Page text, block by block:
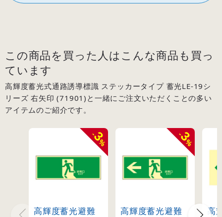
この商品を買った人はこんな商品も買っ
ています
高輝度蓄光式通路誘導標識 ステッカータイプ 蓄光LE-19シ
リーズ 右矢印 (71901)と一緒にご注文いただくことの多い
アイテムのご紹介です。
-
3
%
高輝度蓄光避難
-
3
%
高輝度蓄光避難
高